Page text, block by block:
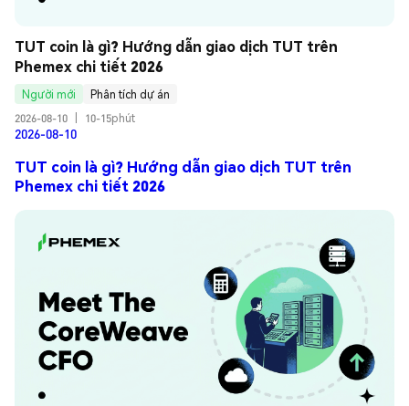
TUT coin là gì? Hướng dẫn giao dịch TUT trên
Phemex chi tiết 2026
Người mới
Phân tích dự án
2026-08-10
10-15phút
2026-08-10
TUT coin là gì? Hướng dẫn giao dịch TUT trên
Phemex chi tiết 2026